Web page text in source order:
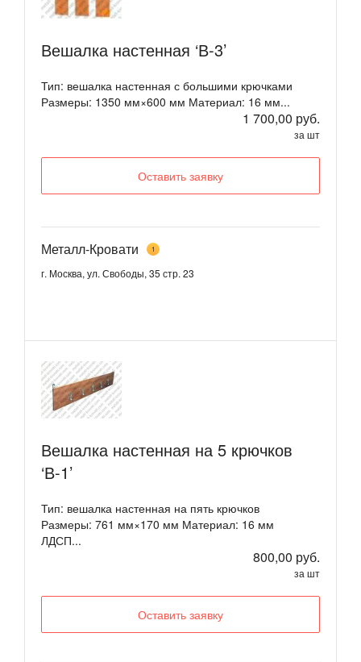
Вешалка настенная ‘В-3’
Тип: вешалка настенная с большими крючками
Размеры: 1350 мм×600 мм Материал: 16 мм...
1 700,00 руб.
за шт
Оставить заявку
Металл-Кровати 1
г. Москва, ул. Свободы, 35 стр. 23
Вешалка настенная на 5 крючков
‘В-1’
Тип: вешалка настенная на пять крючков
Размеры: 761 мм×170 мм Материал: 16 мм
ЛДСП...
800,00 руб.
за шт
Оставить заявку